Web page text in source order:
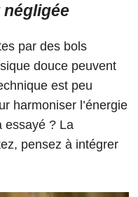
par des bols
douce peuvent
est peu
harmoniser l’énergie
essayé ? La
pensez à intégrer